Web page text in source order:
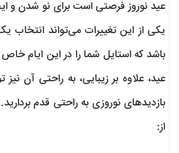
عید نوروز فرصتی است برای نو شدن و
یکی از این تغییرات می‌تواند
باشد که استایل شما را در این ایام
عید، علاوه بر زیبایی، به راحتی آن نیز
از: